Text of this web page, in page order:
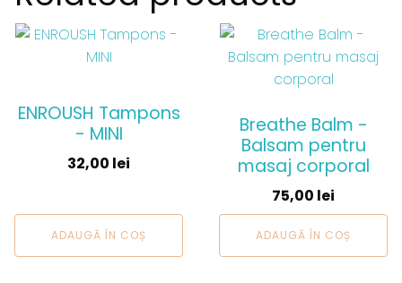
ENROUSH Tampons
- MINI
32,00 lei
ADAUGĂ ÎN COȘ
Breathe Balm -
Balsam pentru
masaj corporal
75,00 lei
ADAUGĂ ÎN COȘ